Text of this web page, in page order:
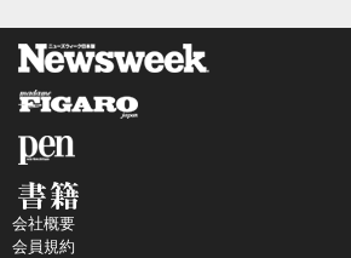
会社概要
会員規約